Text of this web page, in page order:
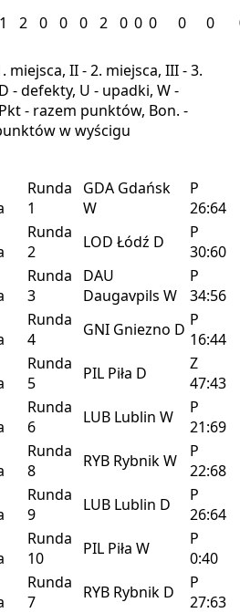
1 2 0 0 0 2 0 0 0 0 0
miejsca, II - 2. miejsca, III - 3.
- defekty, U - upadki, W -
- razem punktów, Bon. -
w wyścigu
Runda
1
GDA Gdańsk
W
P
26:64
Runda
2
LOD Łódź D
P
30:60
Runda
3
DAU
Daugavpils W
P
34:56
Runda
4
GNI Gniezno D P
16:44
Runda
5
PIL Piła D
Z
47:43
Runda
6
LUB Lublin W
P
21:69
Runda
8
RYB RybnikW
P
22:68
Runda
9
LUB Lublin D
P
26:64
Runda
10
PIL Piła W
P
0:40
Runda
7
RYB Rybnik D
P
27:63